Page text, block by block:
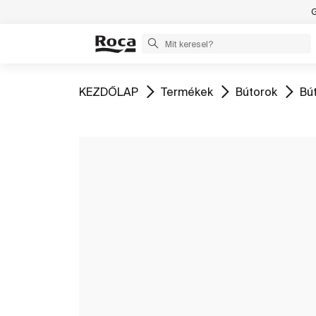
Ugrás
KEZDŐLAP Ugrás
Termékek Ugrás
Bútorok